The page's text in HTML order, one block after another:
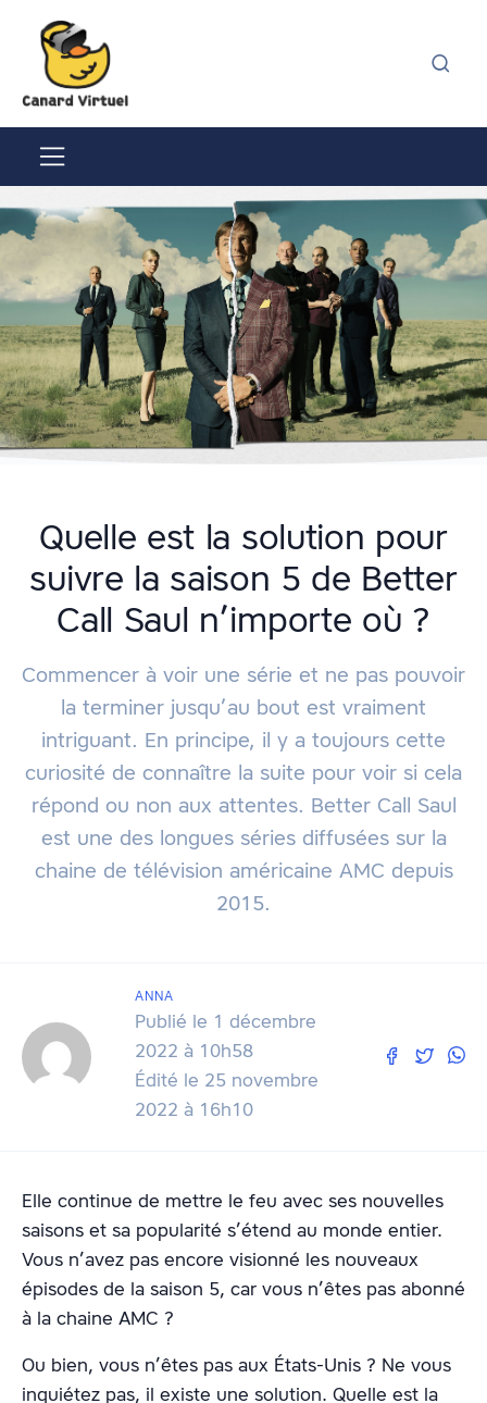
Quelle est la solution pour
suivre la saison 5 de Better
Call Saul n’importe où ?
Commencer à voir une série et ne pas pouvoir
la terminer jusqu’au bout est vraiment
intriguant. En principe, il y a toujours cette
curiosité de connaître la suite pour voir si cela
répond ou non aux attentes. Better Call Saul
est une des longues séries diffusées sur la
chaine de télévision américaine AMC depuis
2015.
ANNA
Publié le 1 décembre
2022 à 10h58
Édité le 25 novembre
2022 à 16h10
Elle continue de mettre le feu avec ses nouvelles
saisons et sa popularité s’étend au monde entier.
Vous n’avez pas encore visionné les nouveaux
épisodes de la saison 5, car vous n’êtes pas abonné
à la chaine AMC ?
Ou bien, vous n’êtes pas aux États-Unis ? Ne vous
inquiétez pas, il existe une solution. Quelle est la